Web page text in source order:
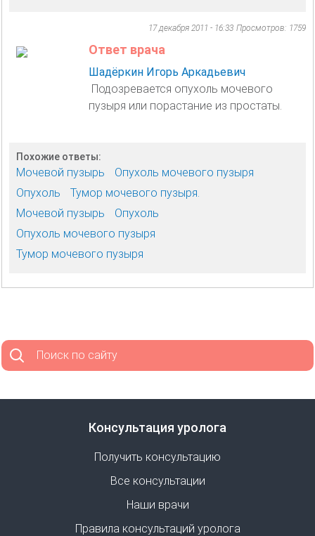
17 декабря 2011 - 16:33 Просмотров: 1759
Ответ врача
Шадёркин Игорь Аркадьевич
Подозревается опухоль мочевого
пузыря или порастание из простаты.
Похожие ответы:
Мочевой пузырь
Опухоль мочевого пузыря
Опухоль
Тумор мочевого пузыря.
Мочевой пузырь
Опухоль
Опухоль мочевого пузыря
Тумор мочевого пузыря
Поиск по сайту
Консультация уролога
Получить консультацию
Все консультации
Наши врачи
Правила консультаций уролога